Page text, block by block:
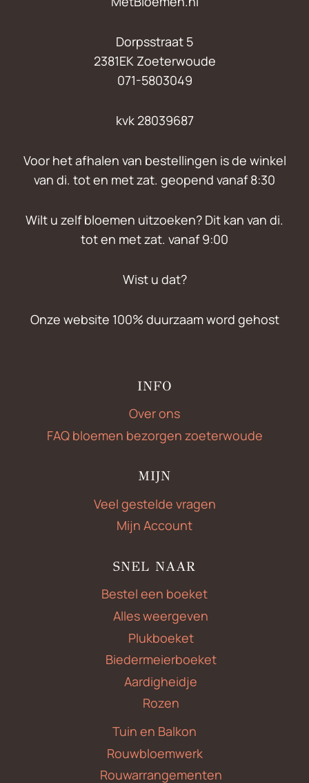
Dorpsstraat 5
2381EK Zoeterwoude
071-5803049
kvk 28039687
Voor het afhalen van bestellingen is de winkel
van di. tot en met zat. geopend vanaf 8:30
Wilt u zelf bloemen uitzoeken? Dit kan van di.
tot en met zat. vanaf 9:00
Wist u dat?
Onze website 100% duurzaam word gehost
INFO
Over ons
FAQ bloemen bezorgen zoeterwoude
MIJN
Veel gestelde vragen
Mijn Account
SNEL NAAR
Bestel een boeket
Alles weergeven
Plukboeket
Biedermeierboeket
Aardigheidje
Rozen
Tuin en Balkon
Rouwbloemwerk
Rouwarrangementen